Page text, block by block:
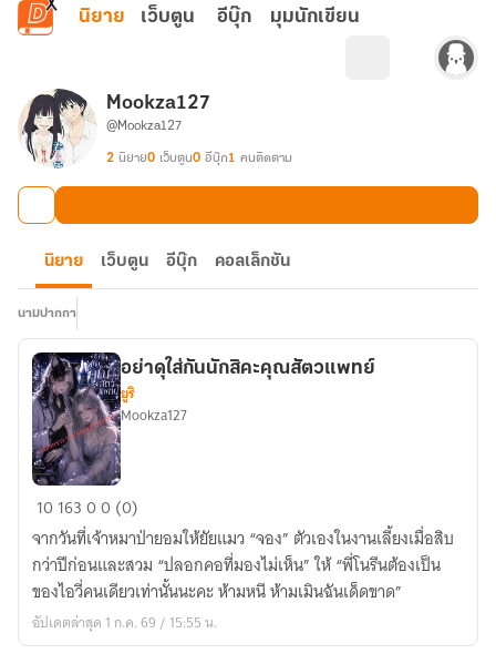
ข้ามไปยังเนื้อหาหลัก
นิยาย เว็บตูน อีบุ๊ก มุมนักเขียน
Mookza127
@Mookza127
2 นิยาย0 เว็บตูน0 อีบุ๊ก1 คนติดตาม
นิยาย เว็บตูน อีบุ๊ก คอลเล็กชัน
นามปากกา
อย่า
ใส่
กัน
นัก
สิ
อย่าดุใส่กันนักสิคะคุณสัตวแพทย์
ยูริ
Mookza127
1016300 (0)
จากวันที่เจ้าหมาป่ายอมให้ยัยแมว “จอง” ตัวเองในงานเลี้ยงเมื่อสิบ
กว่าปีก่อนและสวม “ปลอกคอที่มองไม่เห็น” ให้ “พี่โนรีนต้องเป็น
ของไอวี่คนเดียวเท่านั้นนะคะ ห้ามหนี ห้ามเมินฉันเด็ดขาด”
อัปเดตล่าสุด 1 ก.ค. 69 / 15:55 น.